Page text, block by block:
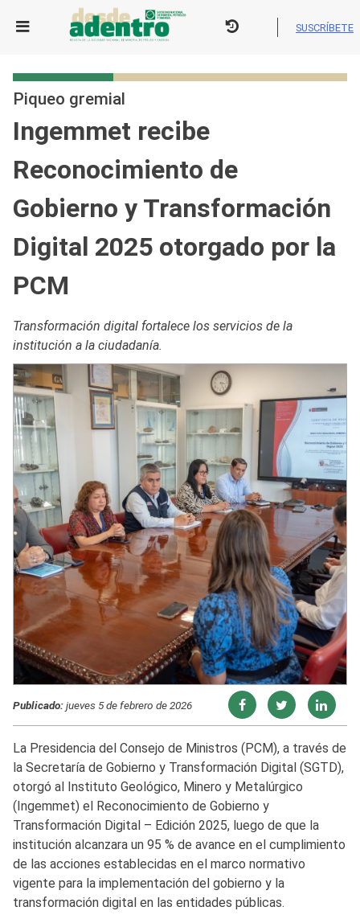
SUSCRÍBETE
Piqueo gremial
Ingemmet recibe
Reconocimiento de
Gobierno y Transformación
Digital 2025 otorgado por la
PCM
Transformación digital fortalece los servicios de la
institución a la ciudadanía.
Publicado:jueves 5 de febrero de 2026
La Presidencia del Consejo de Ministros (PCM), a través de
la Secretaría de Gobierno y Transformación Digital (SGTD),
otorgó al Instituto Geológico, Minero y Metalúrgico
(Ingemmet) el Reconocimiento de Gobierno y
Transformación Digital – Edición 2025, luego de que la
institución alcanzara un 95 % de avance en el cumplimiento
de las acciones establecidas en el marco normativo
vigente para la implementación del gobierno y la
transformación digital en las entidades públicas.